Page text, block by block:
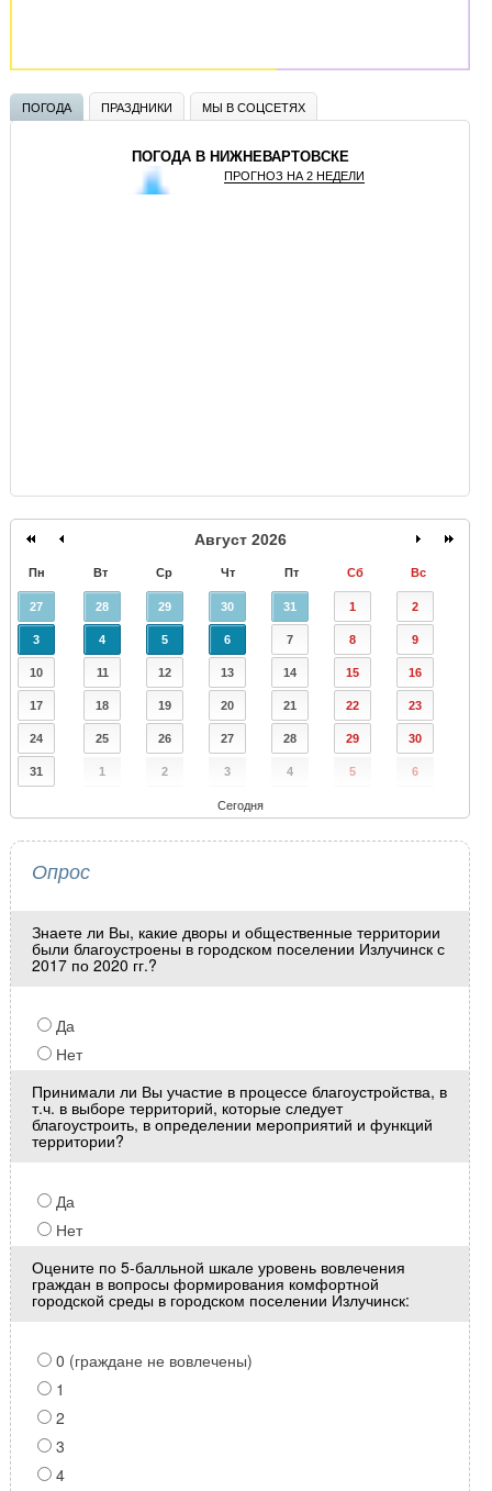
ПОГОДА ПРАЗДНИКИ МЫ В СОЦСЕТЯХ
ПОГОДА В НИЖНЕВАРТОВСКЕ
ПРОГНОЗ НА 2 НЕДЕЛИ
Август 2026
Пн Вт Ср Чт Пт Сб Вс
27 28 29 30 31 1 2
3 4 5 6 7 8 9
10 11 12 13 14 15 16
17 18 19 20 21 22 23
24 25 26 27 28 29 30
31 1 2 3 4 5 6
Сегодня
Опрос
Знаете ли Вы, какие дворы и общественные территории
были благоустроены в городском поселении Излучинск с
2017 по 2020 гг.?
Да
Нет
Принимали ли Вы участие в процессе благоустройства, в
т.ч. в выборе территорий, которые следует
благоустроить, в определении мероприятий и функций
территории?
Да
Нет
Оцените по 5-балльной шкале уровень вовлечения
граждан в вопросы формирования комфортной
городской среды в городском поселении Излучинск:
0 (граждане не вовлечены)
1
2
3
4